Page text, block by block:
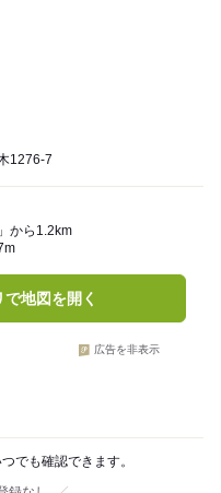
1276-7
から1.2km
地図を開く
広告を非表示
でも確認できます。